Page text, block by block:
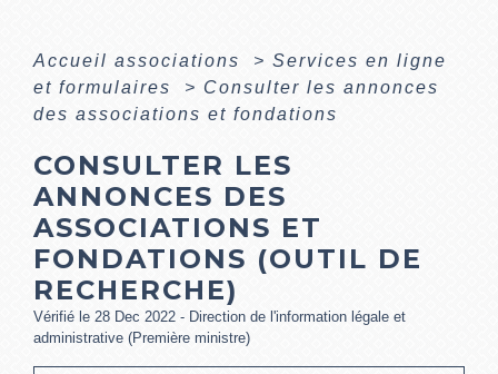
Accueil associations > Services en ligne
et formulaires
> Consulter les annonces
des associations et fondations
CONSULTER LES
ANNONCES DES
ASSOCIATIONS ET
FONDATIONS (OUTIL DE
RECHERCHE)
Vérifié le 28 Dec 2022 - Direction de l'information légale et
administrative (Première ministre)